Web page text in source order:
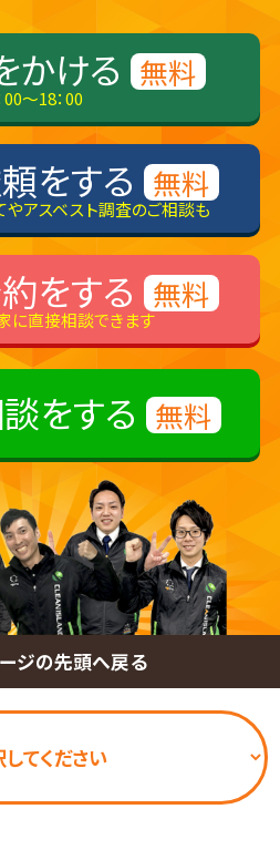
かける 無料
～18：00
をする 無料
アスベスト調査のご相談も
をする 無料
に直接相談できます
をする 無料
ジの先頭へ戻る